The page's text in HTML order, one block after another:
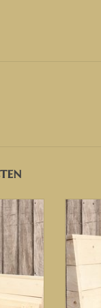
grey
bank,